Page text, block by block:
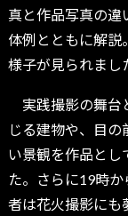
真と作品写真の違
体例とともに解説
様子が見られまし
実践撮影の舞台
じる建物や、目
い景観を作品とし
た。さらに19時
者は花火撮影にも